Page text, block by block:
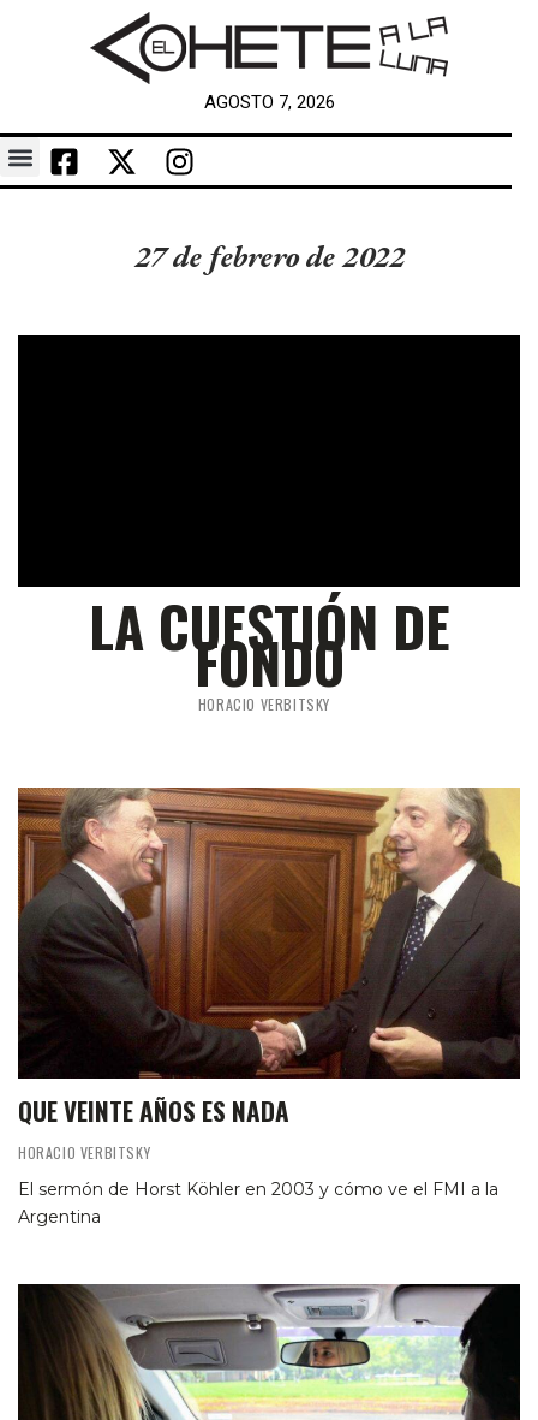
AGOSTO 7, 2026
27 de febrero de 2022
LA CUESTIÓN DE
FONDO
HORACIO VERBITSKY
QUE VEINTE AÑOS ES NADA
HORACIO VERBITSKY
El sermón de Horst Köhler en 2003 y cómo ve el FMI a la
Argentina